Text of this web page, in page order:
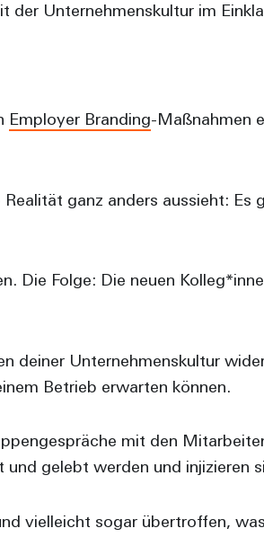
Unternehmenskultur im
Employer Branding-Maßnahmen
ganz anders aussieht:
Die Folge: Die neuen
deiner Unternehmenskultur
Betrieb erwarten können.
mit den
gelebt werden und injizieren
vielleicht sogar übertroffen,